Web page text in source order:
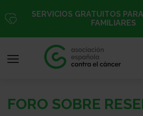
al
SERVICIOS GRATUITOS
FAMILIARES
Iniciar
FORO SOBRE